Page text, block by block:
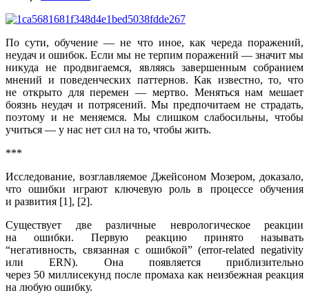
По сути, обучение — не что иное, как череда поражений,
неудач и ошибок. Если мы не терпим поражений — значит мы
никуда не продвигаемся, являясь завершенным собранием
мнений и поведенческих паттернов. Как известно, то, что
не открыто для перемен — мертво. Меняться нам мешает
боязнь неудач и потрясений. Мы предпочитаем не страдать,
поэтому и не меняемся. Мы слишком слабосильны, чтобы
учиться — у нас нет сил на то, чтобы жить.
***
Исследование, возглавляемое Джейсоном Мозером, доказало,
что ошибки играют ключевую роль в процессе обучения
и развития [1], [2].
Существует две различные неврологическое реакции
на ошибки. Первую реакцию принято называть
“негативность, связанная с ошибкой” (error-related negativity
или ERN). Она появляется приблизительно
через 50 миллисекунд после промаха как неизбежная реакция
на любую ошибку.